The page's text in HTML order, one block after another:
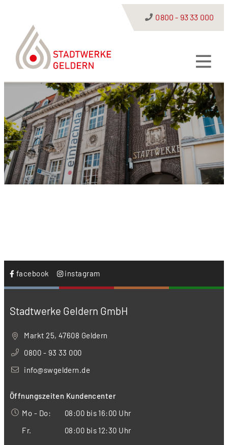
0800 - 93 33 000
facebook instagram
Stadtwerke Geldern GmbH
Markt 25, 47608 Geldern
0800 - 93 33 000
info@swgeldern.de
Öffnungszeiten Kundencenter
Mo - Do:
08:00 bis 16:00 Uhr
Fr.
08:00 bis 12:30 Uhr